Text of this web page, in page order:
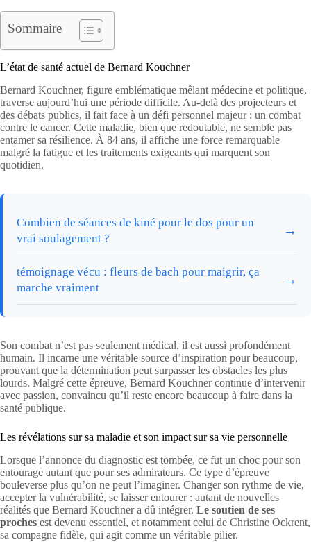
Sommaire
L’état de santé actuel de Bernard Kouchner
Bernard Kouchner, figure emblématique mêlant médecine et politique,
traverse aujourd’hui une période difficile. Au-delà des projecteurs et
des débats publics, il fait face à un défi personnel majeur : un combat
contre le cancer. Cette maladie, bien que redoutable, ne semble pas
entamer sa résilience. À 84 ans, il affiche une force remarquable
malgré la fatigue et les traitements exigeants qui marquent son
quotidien.
Combien de séances de kiné pour le dos pour un
vrai soulagement ?
→
témoignage vécu : fleurs de bach pour maigrir, ça
marche vraiment
→
Son combat n’est pas seulement médical, il est aussi profondément
humain. Il incarne une véritable source d’inspiration pour beaucoup,
prouvant que la détermination peut surpasser les obstacles les plus
lourds. Malgré cette épreuve, Bernard Kouchner continue d’intervenir
avec passion, convaincu qu’il reste encore beaucoup à faire dans la
santé publique.
Les révélations sur sa maladie et son impact sur sa vie personnelle
Lorsque l’annonce du diagnostic est tombée, ce fut un choc pour son
entourage autant que pour ses admirateurs. Ce type d’épreuve
bouleverse plus qu’on ne peut l’imaginer. Changer son rythme de vie,
accepter la vulnérabilité, se laisser entourer : autant de nouvelles
réalités que Bernard Kouchner a dû intégrer. Le soutien de ses
proches est devenu essentiel, et notamment celui de Christine Ockrent,
sa compagne fidèle, qui agit comme un véritable pilier.